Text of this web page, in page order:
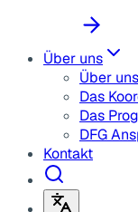
Über uns
Über uns
Das
Das
DFG
Kontakt